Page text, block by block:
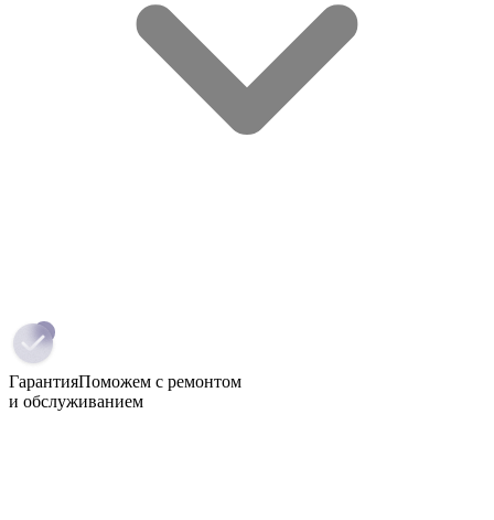
ГарантияПоможем с ремонтом
и обслуживанием